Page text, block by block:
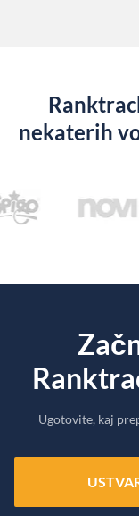
nekaterih
Ugotovite, kaj